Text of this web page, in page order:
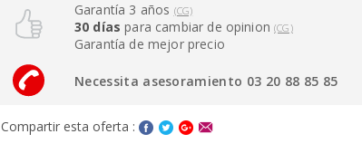
Garantía 3 años (CG)
30 días para cambiar de opinion(CG)
Garantía de mejor precio
Necessita asesoramiento 03 20 88 85 85
Compartir esta oferta :